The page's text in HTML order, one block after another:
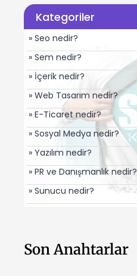
Kategoriler
» Seo nedir?
» Sem nedir?
» İçerik nedir?
» Web Tasarım nedir?
» E-Ticaret nedir?
» Sosyal Medya nedir?
» Yazılım nedir?
» PR ve Danışmanlık nedir?
» Sunucu nedir?
Son Anahtarlar